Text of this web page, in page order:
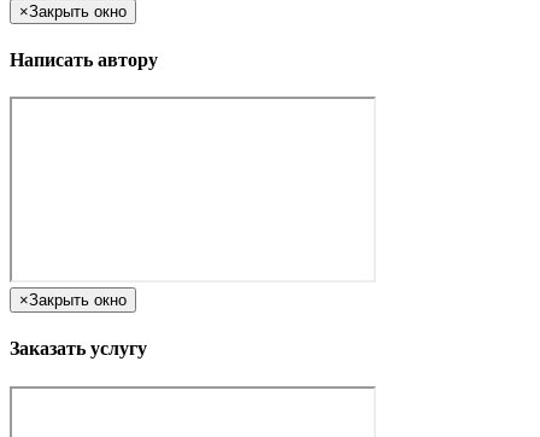
×Закрыть окно
Написать автору
×Закрыть окно
Заказать услугу